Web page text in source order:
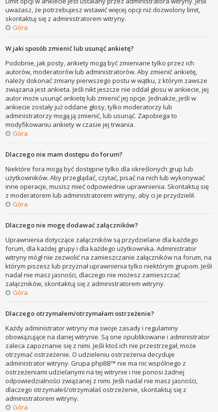
uważasz, że potrzebujesz wstawić więcej opcji niż dozwolony limit,
skontaktuj się z administratorem witryny.
Góra
W jaki sposób zmienić lub usunąć ankietę?
Podobnie, jak posty, ankiety mogą być zmieniane tylko przez ich
autorów, moderatorów lub administratorów. Aby zmienić ankietę,
należy dokonać zmiany pierwszego postu w wątku, z którym zawsze
związana jest ankieta. Jeśli nikt jeszcze nie oddał głosu w ankiecie, jej
autor może usunąć ankietę lub zmienić jej opcje. Jednakże, jeśli w
ankiecie zostały już oddane głosy, tylko moderatorzy lub
administratorzy mogą ją zmienić, lub usunąć. Zapobiega to
modyfikowaniu ankiety w czasie jej trwania.
Góra
Dlaczego nie mam dostępu do forum?
Niektóre fora mogą być dostępne tylko dla określonych grup lub
użytkowników. Aby przeglądać, czytać, pisać na nich lub wykonywać
inne operacje, musisz mieć odpowiednie uprawnienia. Skontaktuj się
z moderatorem lub administratorem witryny, aby ci je przydzielił.
Góra
Dlaczego nie mogę dodawać załączników?
Uprawnienia dotyczące załączników są przydzielane dla każdego
forum, dla każdej grupy i dla każdego użytkownika. Administrator
witryny mógł nie zezwolić na zamieszczanie załączników na forum, na
którym piszesz lub przyznał uprawnienia tylko niektórym grupom. Jeśli
nadal nie masz jasności, dlaczego nie możesz zamieszczać
załączników, skontaktuj się z administratorem witryny.
Góra
Dlaczego otrzymałem/otrzymałam ostrzeżenie?
Każdy administrator witryny ma swoje zasady i regulaminy
obowiązujące na danej witrynie. Są one opublikowane i administrator
zaleca zapoznanie się z nimi. Jeśli ktoś ich nie przestrzegał, może
otrzymać ostrzeżenie. O udzieleniu ostrzeżenia decyduje
administrator witryny. Grupa phpBB™ nie ma nic wspólnego z
ostrzeżeniami udzielanymi na tej witrynie i nie ponosi żadnej
odpowiedzialności związanej z nimi. Jeśli nadal nie masz jasności,
dlaczego otrzymałeś/otrzymałaś ostrzeżenie, skontaktuj się z
administratorem witryny.
Góra